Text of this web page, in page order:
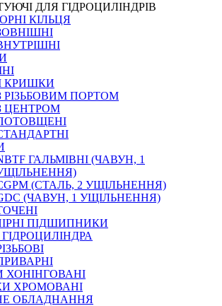
ДЛЯ ГІДРОЦИЛІНДРІВ
КІЛЬЦЯ
КРИШКИ
РІЗЬБОВИМ ПОРТОМ
ЦЕНТРОМ
ГАЛЬМІВНІ (ЧАВУН, 1
(СТАЛЬ, 2 УЩІЛЬНЕННЯ)
(ЧАВУН, 1 УЩІЛЬНЕННЯ)
ПІДШИПНИКИ
ХОНІНГОВАНІ
ХРОМОВАНІ
ОБЛАДНАННЯ